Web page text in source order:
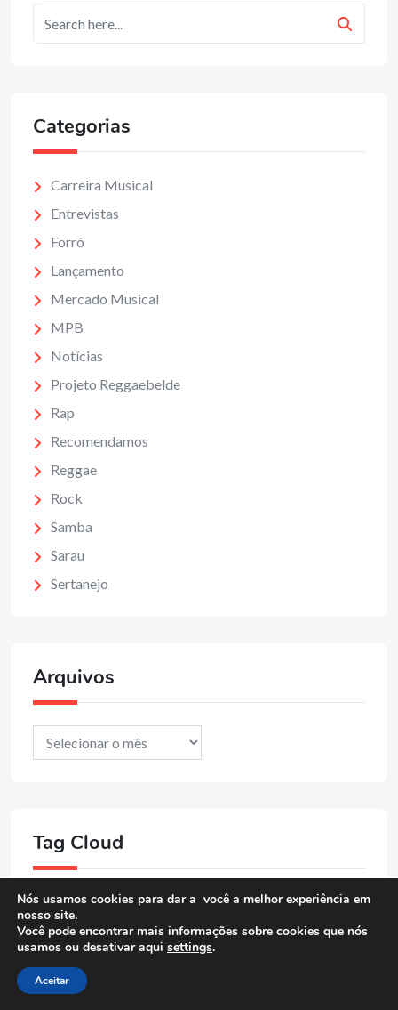
Categorias
Carreira Musical
Entrevistas
Forró
Lançamento
Mercado Musical
MPB
Notícias
Projeto Reggaebelde
Rap
Recomendamos
Reggae
Rock
Samba
Sarau
Sertanejo
Arquivos
Arquivos
Tag Cloud
Bahia baixista baião baião e xote
Blues bossa nova cantor
choro
Nós usamos cookies para dar a você a melhor experiência em
nosso site.
Você pode encontrar mais informações sobre cookies que nós
usamos ou desativar aqui settings.
Aceitar